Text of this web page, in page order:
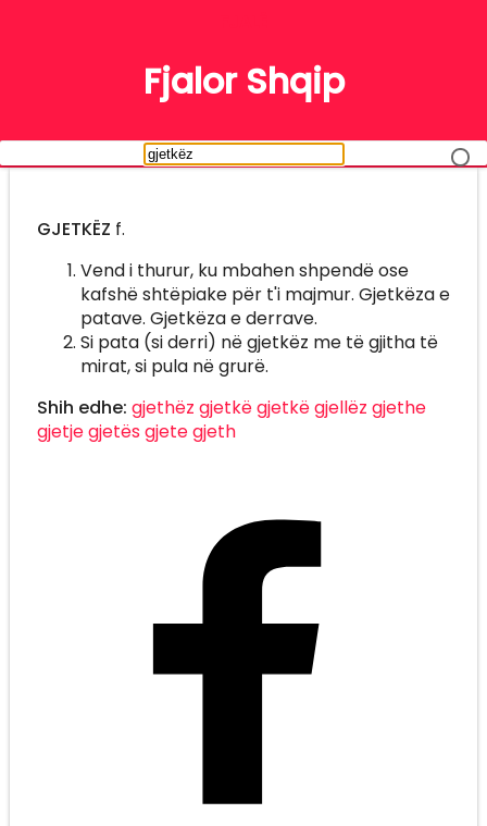
Fjalor Shqip
GJETKËZ f.
Vend i thurur, ku mbahen shpendë ose
kafshë shtëpiake për t'i majmur. Gjetkëza e
patave. Gjetkëza e derrave.
Si pata (si derri) në gjetkëz me të gjitha të
mirat, si pula në grurë.
Shih edhe: gjethëz gjetkëgjetkëgjellëz gjethe
gjetjegjetësgjetegjeth